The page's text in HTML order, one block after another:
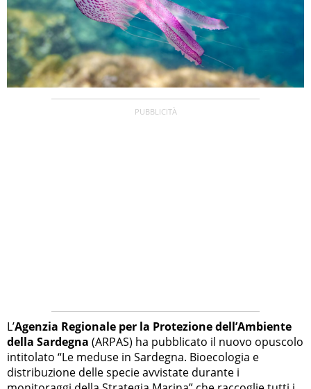
L’Agenzia Regionale per la Protezione dell’Ambiente
della Sardegna (ARPAS) ha pubblicato il nuovo opuscolo
intitolato “Le meduse in Sardegna. Bioecologia e
distribuzione delle specie avvistate durante i